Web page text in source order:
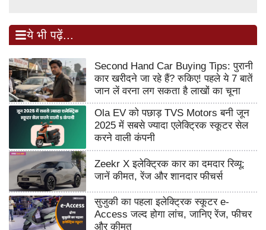
ये भी पढ़ें...
Second Hand Car Buying Tips: पुरानी
कार खरीदने जा रहे हैं? रुकिए! पहले ये 7 बातें
जान लें वरना लग सकता है लाखों का चूना
Ola EV को पछाड़ TVS Motors बनी जून
2025 में सबसे ज्यादा एलेक्ट्रिक स्कूटर सेल
करने वाली कंपनी
Zeekr X इलेक्ट्रिक कार का दमदार रिव्यू:
जानें कीमत, रेंज और शानदार फीचर्स
सुजुकी का पहला इलेक्ट्रिक स्कूटर e-
Access जल्द होगा लांच, जानिए रेंज, फीचर
और कीमत